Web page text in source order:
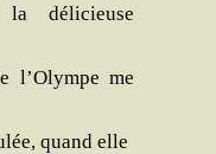
la déli­cieuse
l’Olympe me
quand elle